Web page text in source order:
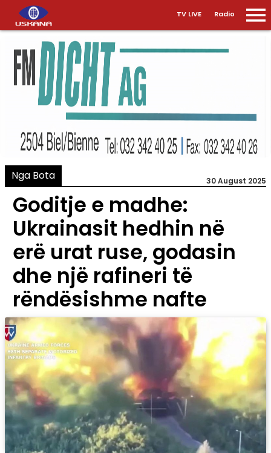
TV LIVE Radio
Nga Bota 30 August 2025
Goditje e madhe:
Ukrainasit hedhin në
erë urat ruse, godasin
dhe një rafineri të
rëndësishme nafte